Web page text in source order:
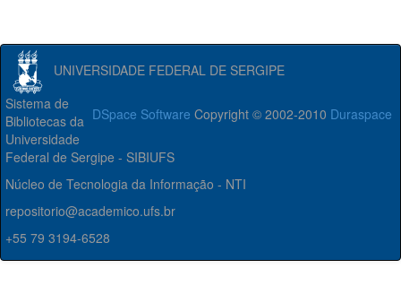
UNIVERSIDADE FEDERAL DE SERGIPE
DSpace Software Copyright © 2002-2010 Duraspace
Sistema de
Bibliotecas da
Universidade
Federal de Sergipe - SIBIUFS
Núcleo de Tecnologia da Informação - NTI
repositorio@academico.ufs.br
+55 79 3194-6528